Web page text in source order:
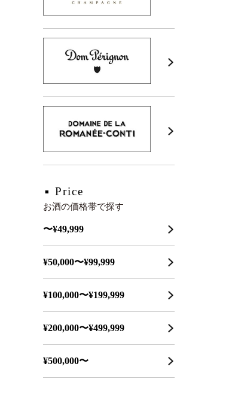
Price
お酒の価格帯で探す
〜¥49,999
¥50,000〜¥99,999
¥100,000〜¥199,999
¥200,000〜¥499,999
¥500,000〜